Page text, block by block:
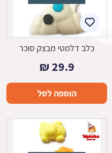
כלב דלמטי מבצק סוכר
29.9
₪
הוספה לסל